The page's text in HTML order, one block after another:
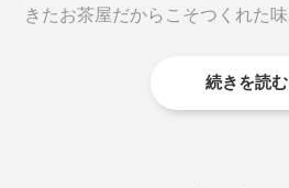
きたお茶屋だからこそつくれた味
続きを読む